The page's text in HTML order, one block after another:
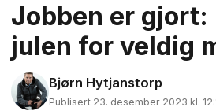
Jobben er gjort:
julen for veldig
Bjørn Hytjanstorp
Publisert 23. desember 2023 kl.